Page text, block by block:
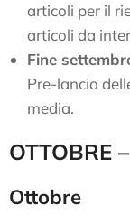
articoli per il
articoli da
Fine
Pre-lancio
media.
OTTOBRE
Ottobre